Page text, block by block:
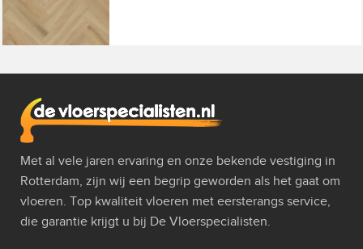
Met al vele jaren ervaring en onze bekende vestiging in
Rotterdam, zijn wij een begrip geworden als het gaat om
vloeren. Top kwaliteit vloeren met eersterangs service,
die garantie krijgt u bij De Vloerspecialisten.